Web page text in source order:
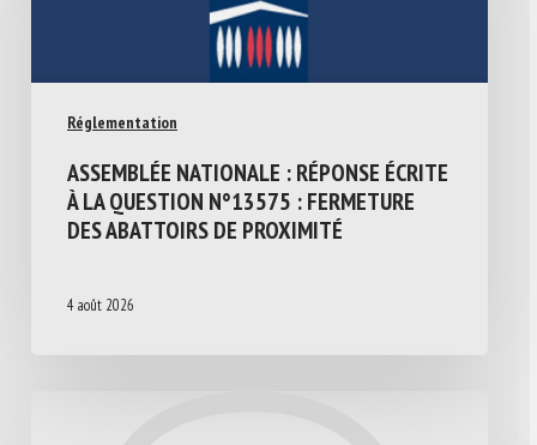
Réglementation
ASSEMBLÉE NATIONALE : RÉPONSE ÉCRITE
À LA QUESTION N°13575 : FERMETURE
DES ABATTOIRS DE PROXIMITÉ
4 août 2026